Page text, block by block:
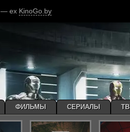
— ex KinoGo.by
ФИЛЬМЫ СЕРИАЛЫ ТВ